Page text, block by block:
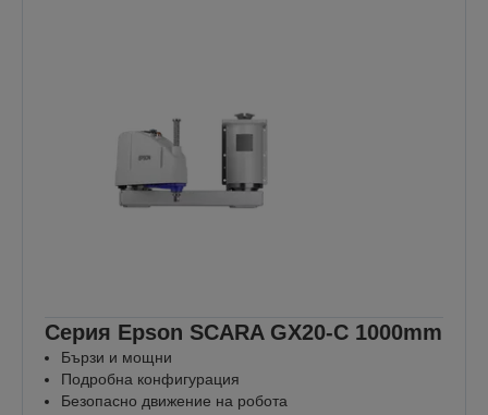
Серия Epson SCARA GX20-C 1000mm
Бързи и мощни
Подробна конфигурация
Безопасно движение на робота